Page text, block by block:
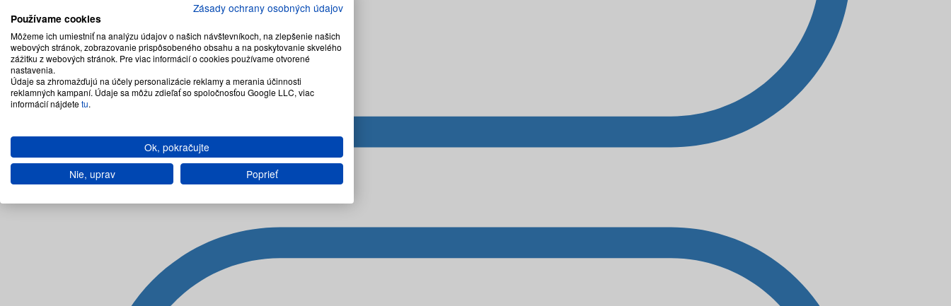
Zásady ochrany osobných údajov
Používame cookies
Môžeme ich umiestniť na analýzu údajov o našich návštevníkoch, na zlepšenie našich
webových stránok, zobrazovanie prispôsobeného obsahu a na poskytovanie skvelého
zážitku z webových stránok. Pre viac informácií o cookies používame otvorené
nastavenia.
Údaje sa zhromažďujú na účely personalizácie reklamy a merania účinnosti
reklamných kampaní. Údaje sa môžu zdieľať so spoločnosťou Google LLC, viac
informácií nájdetetu.
Ok, pokračujte
Nie, uprav
Poprieť